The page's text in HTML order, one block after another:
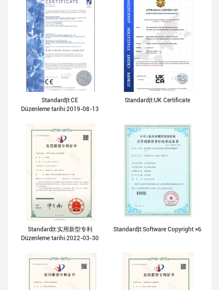
Standard|t:CE
Düzenleme tarihi:2019-08-13
Standard|t:UK Certificate
Standard|t:实用新型专利
Düzenleme tarihi:2022-03-30
Standard|t:Software Copyright ×6